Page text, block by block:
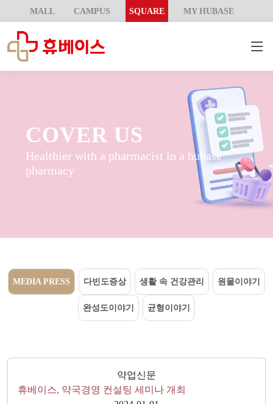
MALL CAMPUS SQUARE MY HUBASE
COVER US
Healthier with a pharmacist in a hubase
pharmacy
MEDIA PRESS 다빈도증상 생활 속 건강관리 원물이야기
완성도이야기 균형이야기
약업신문
휴베이스, 약국경영 컨설팅 세미나 개최